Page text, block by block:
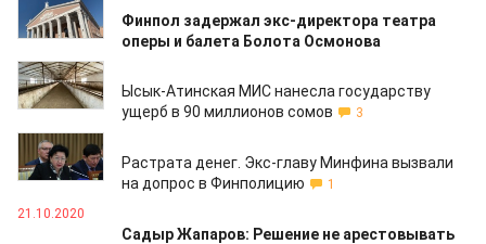
Финпол задержал экс-директора театра
оперы и балета Болота Осмонова
30.10.2020
Ысык-Атинская МИС нанесла государству
ущерб в 90 миллионов сомов
3
22.10.2020
Растрата денег. Экс-главу Минфина вызвали
на допрос в Финполицию
1
21.10.2020
Садыр Жапаров: Решение не арестовывать